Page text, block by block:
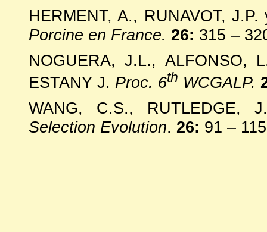
HERMENT, A., RUNAVOT,
Porcine en France. 26: 315 –
NOGUERA, J.L., ALFONSO,
ESTANY J. Proc. 6th WCGALP.
WANG, C.S.,
Selection Evolution. 26: 91 –